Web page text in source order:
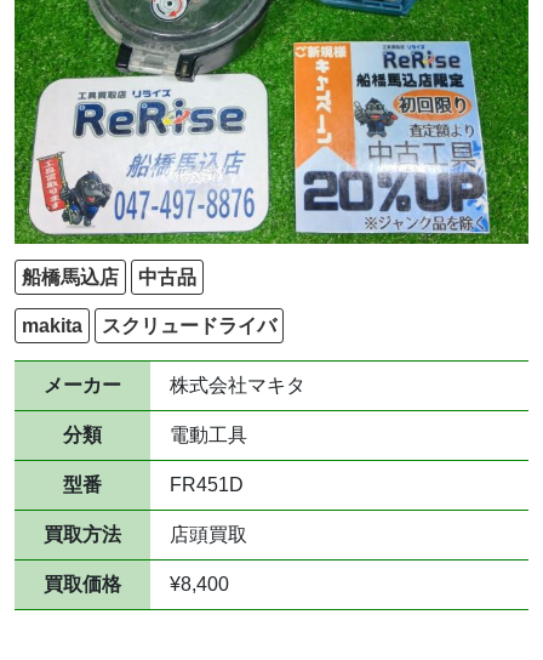
船橋馬込店 中古品
makita スクリュードライバ
メーカー 株式会社マキタ
分類 電動工具
型番 FR451D
買取方法 店頭買取
買取価格 ¥8,400